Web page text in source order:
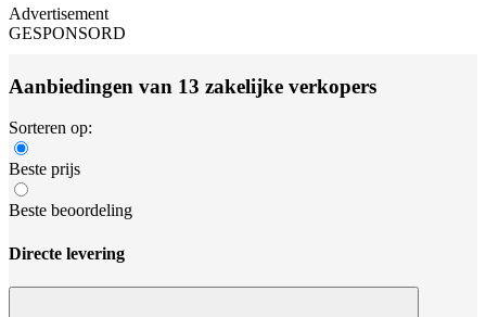
Advertisement
GESPONSORD
Aanbiedingen van 13 zakelijke verkopers
Sorteren op:
Beste prijs
Beste beoordeling
Directe levering